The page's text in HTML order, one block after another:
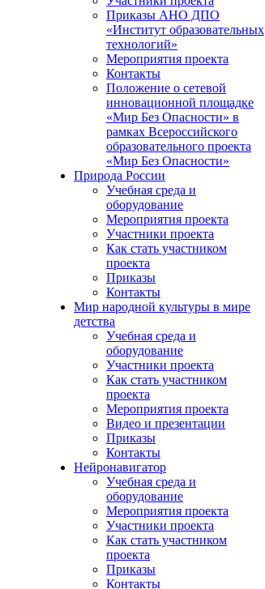
Приказы АНО ДПО
«Институт образовательных
технологий»
Мероприятия проекта
Контакты
Положение о сетевой
инновационной площадке
«Мир Без Опасности» в
рамках Всероссийского
образовательного проекта
«Мир Без Опасности»
Природа России
Учебная среда и
оборудование
Мероприятия проекта
Участники проекта
Как стать участником
проекта
Приказы
Контакты
Мир народной культуры в мире
детства
Учебная среда и
оборудование
Участники проекта
Как стать участником
проекта
Мероприятия проекта
Видео и презентации
Приказы
Контакты
Нейронавигатор
Учебная среда и
оборудование
Мероприятия проекта
Участники проекта
Как стать участником
проекта
Приказы
Контакты